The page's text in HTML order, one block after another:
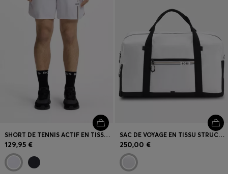
SHORT DE TENNIS ACTIF EN TISSU NOVATEUR NOVA
129,95 €
SAC DE VOYAGE EN TISSU STRUCTURÉ À LOGO ET RAYURES EMBLÉMATIQUES
250,00 €